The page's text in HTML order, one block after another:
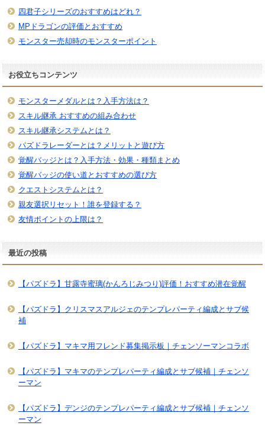
四君子シリーズのおすすめはどれ？
MPドラゴンの評価とおすすめ
モンスター売却時のモンスターポイント
お役立ちコンテンツ
モンスターメダルとは？入手方法は？
スキル継承 おすすめの組み合わせ
スキル継承システムとは？
パズドラレーダーとは？メリットと遊び方
覚醒バッジとは？入手方法・効果・種類まとめ
覚醒バッジの使い道とおすすめの選び方
クエストシステムとは？
親友選択リセット！誰を登録する？
友情ポイントの上限は？
最近の投稿
【パズドラ】甘露寺蜜璃(かんろじみつり)評価！おすすめ潜在覚醒
【パズドラ】クリスマスアルジェのテンプレパーティ編成とサブ候
補
【パズドラ】マキマ用フレンド募集掲示板｜チェンソーマンコラボ
【パズドラ】マキマのテンプレパーティ編成とサブ候補｜チェンソ
ーマン
【パズドラ】デンジのテンプレパーティ編成とサブ候補｜チェンソ
ーマン